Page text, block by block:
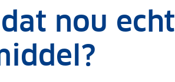
nou echt